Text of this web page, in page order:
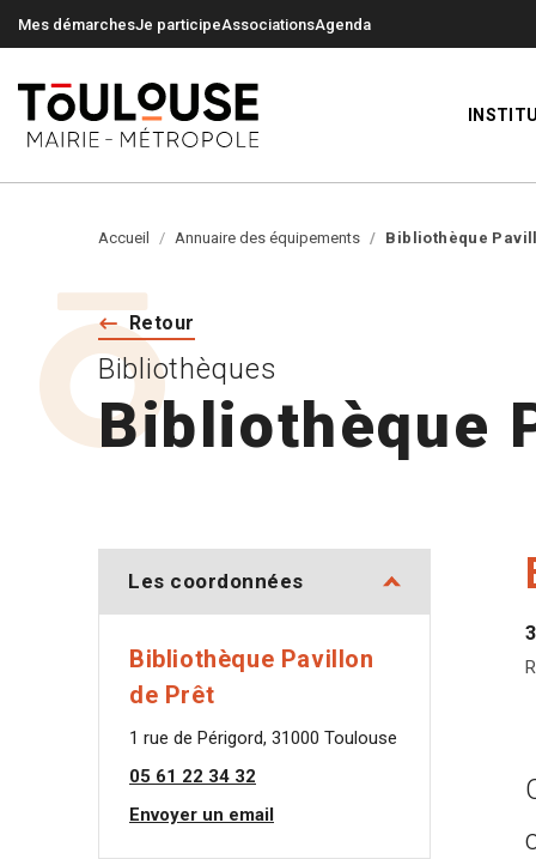
Mes démarchesJe participeAssociationsAgenda
Accueil Annuaire des équipements Bibliothèque
Retour
Bibliothèque
Bibliothèques
Les coordonnées
Bibliothèque Pavillon
de Prêt
1 rue de Périgord, 31000 Toulouse
05 61 22 34 32
Envoyer un email